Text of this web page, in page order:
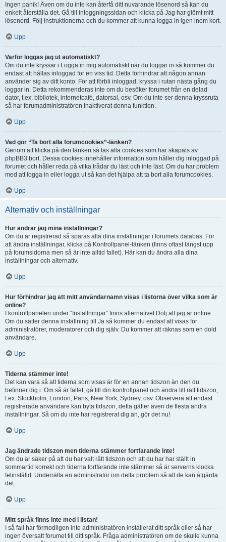
Ingen panik! Även om du inte kan återfå ditt nuvarande lösenord så kan du
enkelt återställa det. Gå till inloggningssidan och klicka på Jag har glömt mitt
lösenord. Följ instruktionerna och du kommer att kunna logga in igen inom kort.
Upp
Varför loggas jag ut automatiskt?
Om du inte kryssar i Logga in mig automatiskt när du loggar in så kommer du
endast att hållas inloggad för en viss tid. Detta förhindrar att någon annan
använder sig av ditt konto. För att förbli inloggad, kryssa i rutan nästa gång du
loggar in. Detta rekommenderas inte om du besöker forumet från en delad
dator, t.ex. bibliotek, internetcafé, datorsal, osv. Om du inte ser denna kryssruta
så har forumadministratören inaktiverat denna funktion.
Upp
Vad gör “Ta bort alla forumcookies”-länken?
Genom att klicka på den länken så tas alla cookies som har skapats av
phpBB3 bort. Dessa cookies innehåller information som håller dig inloggad på
forumet och håller reda på vilka trådar du läst och inte läst. Om du har problem
med att logga in eller logga ut så kan det hjälpa att ta bort alla forumcookies.
Upp
Alternativ och inställningar
Hur ändrar jag mina inställningar?
Om du är registrerad så sparas alla dina inställningar i forumets databas. För
att ändra inställningar, klicka på Kontrollpanel-länken (finns oftast längst upp
på forumsidorna men så är inte alltid fallet). Här kan du ändra alla dina
inställningar och alternativ.
Upp
Hur förhindrar jag att mitt användarnamn visas i listorna över vilka som är
online?
I kontrollpanelen under “Inställningar” finns alternativet Dölj att jag är online.
Om du sätter denna inställning till Ja så kommer du endast att visas för
administratörer, moderatorer och dig själv. Du kommer att räknas som en dold
användare.
Upp
Tiderna stämmer inte!
Det kan vara så att tiderna som visas är för en annan tidszon än den du
befinner dig i. Om så är fallet, gå till din kontrollpanel och ändra till rätt tidszon,
t.ex. Stockholm, London, Paris, New York, Sydney, osv. Observera att endast
registrerade användare kan byta tidszon, detta gäller även de flesta andra
inställningar. Så om du inte har registrerat dig än, gör det nu!
Upp
Jag ändrade tidszon men tiderna stämmer fortfarande inte!
Om du är säker på att du har valt rätt tidszon och att du har har ställt in
sommartid korrekt och tiderna fortfarande inte stämmer så är serverns klocka
felinställd. Underrätta en administratör om detta problem så att de kan åtgärda
det.
Upp
Mitt språk finns inte med i listan!
I så fall har förmodligen inte administratören installerat ditt språk eller så har
ingen översatt forumet till ditt språk. Fråga administratören om de skulle kunna